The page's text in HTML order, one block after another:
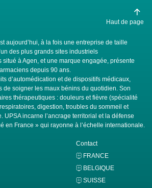
aujourd’hui, à la fois une entreprise de taille
des plus grands sites industriels
à Agen, et une marque engagée, présente
depuis 90 ans.
d’automédication et de dispositifs médicaux,
de soigner les maux bénins du quotidien. Son
thérapeutiques : douleurs et fièvre (spécialité
digestion, troubles du sommeil et
UPSA incarne l’ancrage territorial et la défense
en France » qui rayonne à l’échelle internationale.
Contact
FRANCE
BELGIQUE
SUISSE
Haut de page